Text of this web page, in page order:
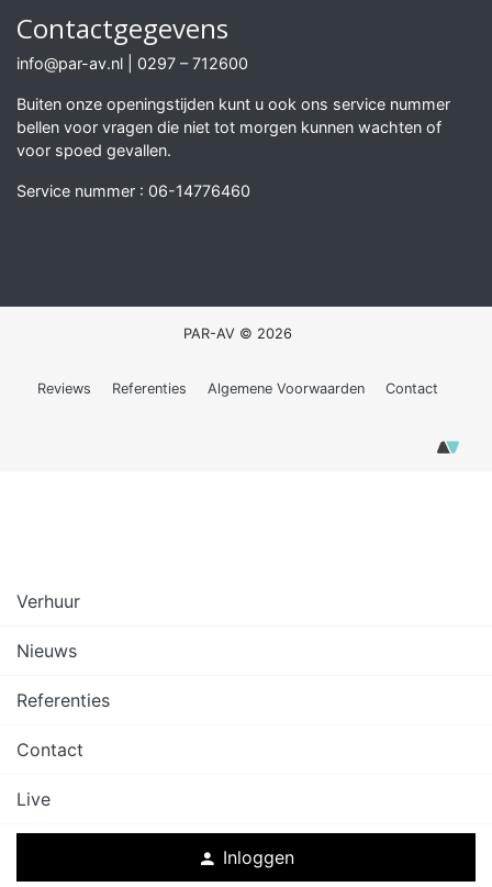
Contactgegevens
info@par-av.nl 0297 – 712600
Buiten onze openingstijden kunt u ook ons service nummer
bellen voor vragen die niet tot morgen kunnen wachten of
voor spoed gevallen.
Service nummer : 06-14776460
PAR-AV © 2026
Reviews Referenties Algemene Voorwaarden Contact
Verhuur
Nieuws
Referenties
Contact
Live
person Inloggen